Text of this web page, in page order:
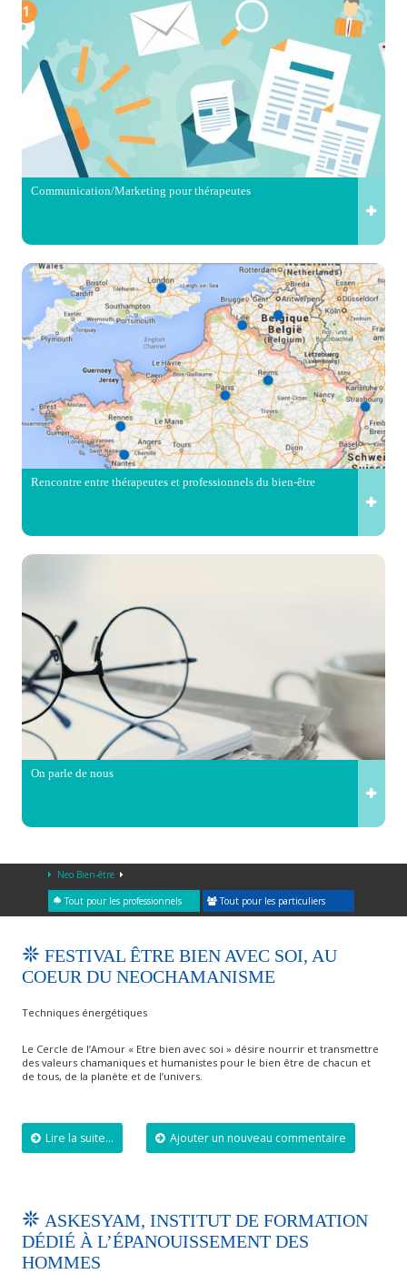
Communication/Marketing pour thérapeutes
Rencontre entre thérapeutes et professionnels du bien-être
On parle de nous
Neo Bien-être
Tout pour les professionnels Tout pour les particuliers
FESTIVAL ÊTRE BIEN AVEC SOI, AU
COEUR DU NEOCHAMANISME
Techniques énergétiques
Le Cercle de l’Amour « Etre bien avec soi » désire nourrir et transmettre
des valeurs chamaniques et humanistes pour le bien être de chacun et
de tous, de la planète et de l’univers.
Lire la suite... Ajouter un nouveau commentaire
ASKESYAM, INSTITUT DE FORMATION
DÉDIÉ À L’ÉPANOUISSEMENT DES
HOMMES